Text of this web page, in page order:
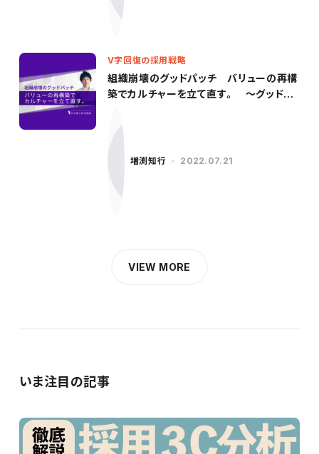
V字回復の採用戦略
組織崩壊のグッドパッチ バリューの再構
築でカルチャーを立て直す。 〜グッドパ
増渕知行 2022.07.21
VIEW MORE
いま注目の記事